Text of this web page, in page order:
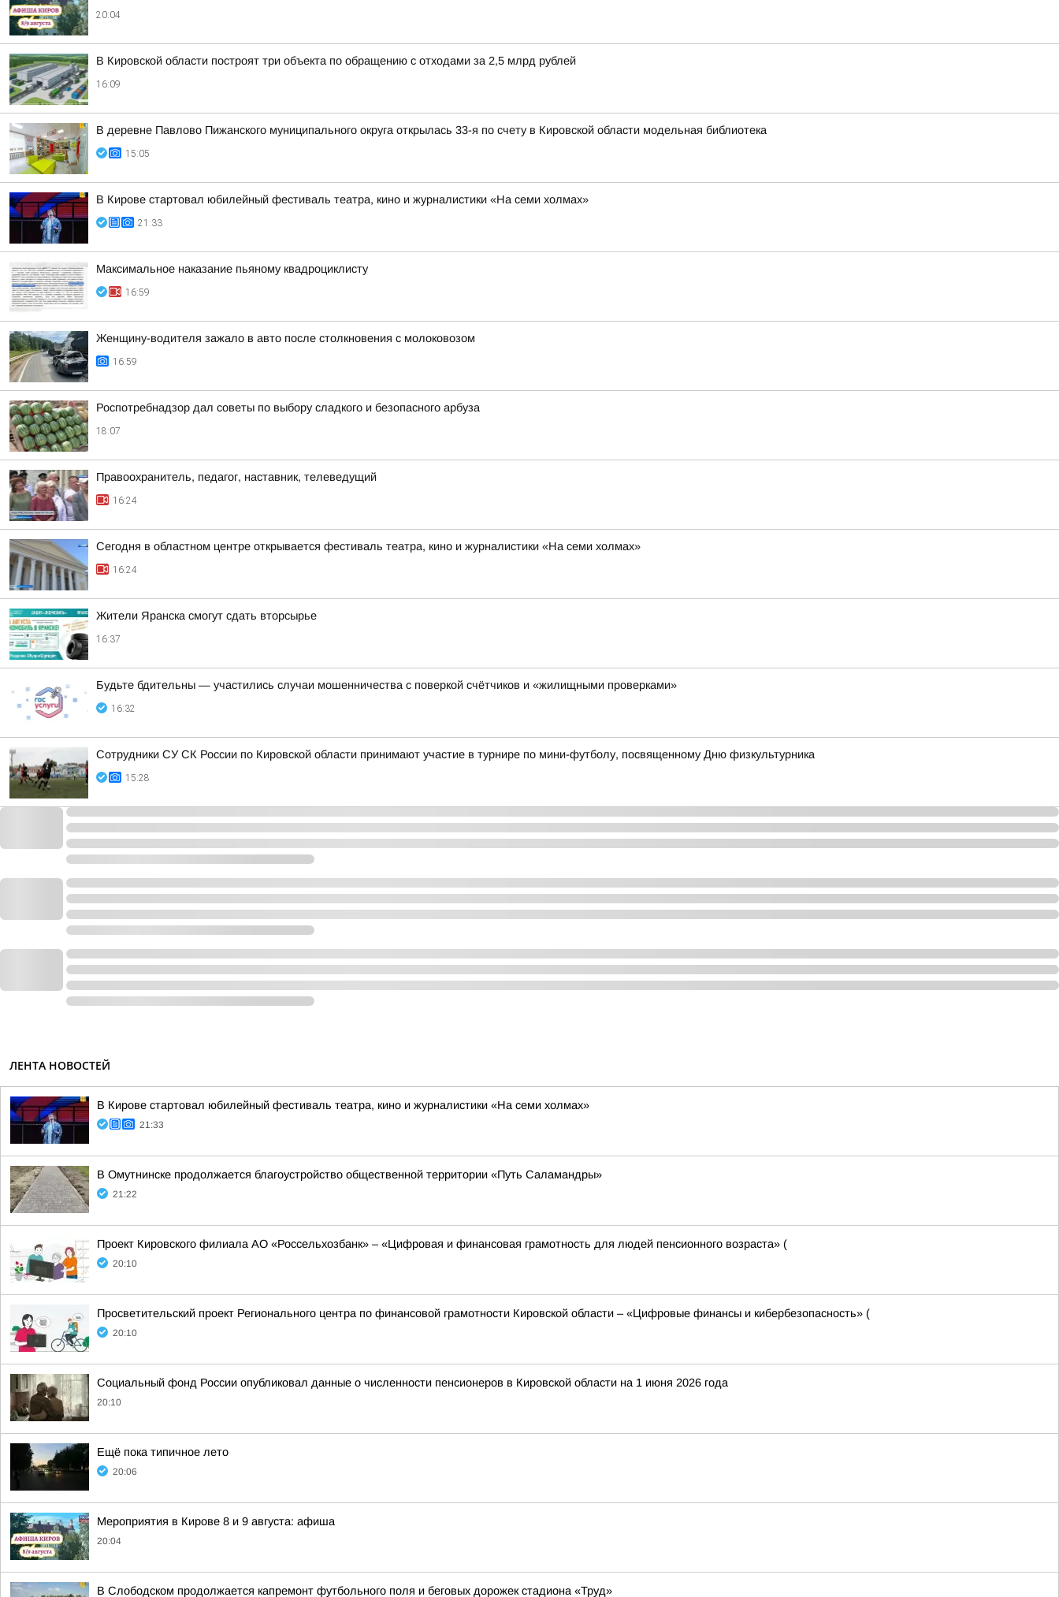
20:04
В Кировской области построят три объекта по обращению с отходами за 2,5 млрд рублей
16:09
В деревне Павлово Пижанского муниципального округа открылась 33-я по счету в Кировской области модельная библиотека
15:05
В Кирове стартовал юбилейный фестиваль театра, кино и журналистики «На семи холмах»
21:33
Максимальное наказание пьяному квадроциклисту
16:59
Женщину-водителя зажало в авто после столкновения с молоковозом
16:59
Роспотребнадзор дал советы по выбору сладкого и безопасного арбуза
18:07
Правоохранитель, педагог, наставник, телеведущий
16:24
Сегодня в областном центре открывается фестиваль театра, кино и журналистики «На семи холмах»
16:24
Жители Яранска смогут сдать вторсырье
16:37
Будьте бдительны — участились случаи мошенничества с поверкой счётчиков и «жилищными проверками»
16:32
Сотрудники СУ СК России по Кировской области принимают участие в турнире по мини-футболу, посвященному Дню физкультурника
15:28
ЛЕНТА НОВОСТЕЙ
В Кирове стартовал юбилейный фестиваль театра, кино и журналистики «На семи холмах»
21:33
В Омутнинске продолжается благоустройство общественной территории «Путь Саламандры»
21:22
Проект Кировского филиала АО «Россельхозбанк» – «Цифровая и финансовая грамотность для людей пенсионного возраста» (
20:10
Просветительский проект Регионального центра по финансовой грамотности Кировской области – «Цифровые финансы и кибербезопасность» (
20:10
Социальный фонд России опубликовал данные о численности пенсионеров в Кировской области на 1 июня 2026 года
20:10
Ещё пока типичное лето
20:06
Мероприятия в Кирове 8 и 9 августа: афиша
20:04
В Слободском продолжается капремонт футбольного поля и беговых дорожек стадиона «Труд»